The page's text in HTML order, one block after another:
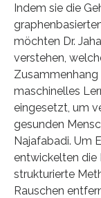
Indem sie die
möchten Dr.
verstehen,
Zusammenhang
maschinelles
eingesetzt, um
gesunden
Najafabadi. Um
entwickelten die
strukturierte
Rauschen